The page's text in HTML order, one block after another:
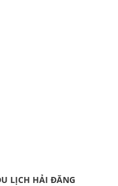
LỊCH HẢI ĐĂNG